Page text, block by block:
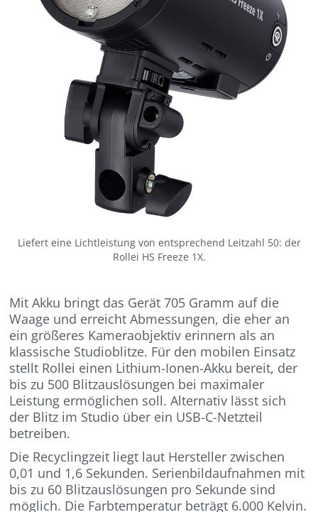
Liefert eine Lichtleistung von entsprechend Leitzahl 50: der
Rollei HS Freeze 1X.
Mit Akku bringt das Gerät 705 Gramm auf die
Waage und erreicht Abmessungen, die eher an
ein größeres Kameraobjektiv erinnern als an
klassische Studioblitze. Für den mobilen Einsatz
stellt Rollei einen Lithium-Ionen-Akku bereit, der
bis zu 500 Blitzauslösungen bei maximaler
Leistung ermöglichen soll. Alternativ lässt sich
der Blitz im Studio über ein USB-C-Netzteil
betreiben.
Die Recyclingzeit liegt laut Hersteller zwischen
0,01 und 1,6 Sekunden. Serienbildaufnahmen mit
bis zu 60 Blitzauslösungen pro Sekunde sind
möglich. Die Farbtemperatur beträgt 6.000 Kelvin.